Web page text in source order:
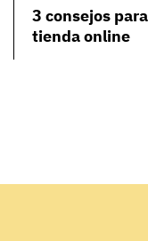
3 consejos
tienda online